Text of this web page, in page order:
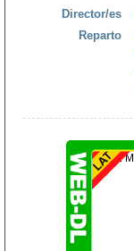
Director/es
Reparto